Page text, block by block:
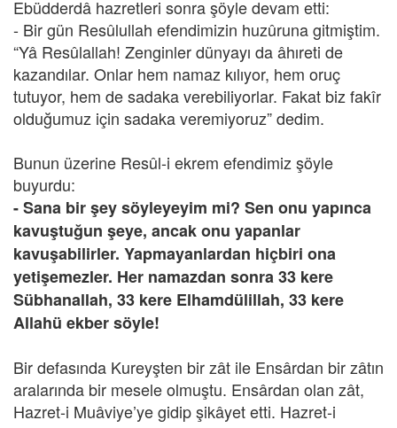
Ebüdderdâ hazretleri sonra şöyle devam etti:
- Bir gün Resûlullah efendimizin huzûruna gitmiştim.
“Yâ Resûlallah! Zenginler dünyayı da âhıreti de
kazandılar. Onlar hem namaz kılıyor, hem oruç
tutuyor, hem de sadaka verebiliyorlar. Fakat biz fakîr
olduğumuz için sadaka veremiyoruz” dedim.
Bunun üzerine Resûl-i ekrem efendimiz şöyle
buyurdu:
- Sana bir şey söyleyeyim mi? Sen onu yapınca
kavuştuğun şeye, ancak onu yapanlar
kavuşabilirler. Yapmayanlardan hiçbiri ona
yetişemezler. Her namazdan sonra 33 kere
Sübhanallah, 33 kere Elhamdülillah, 33 kere
Allahü ekber söyle!
Bir defasında Kureyşten bir zât ile Ensârdan bir zâtın
aralarında bir mesele olmuştu. Ensârdan olan zât,
Hazret-i Muâviye’ye gidip şikâyet etti. Hazret-i